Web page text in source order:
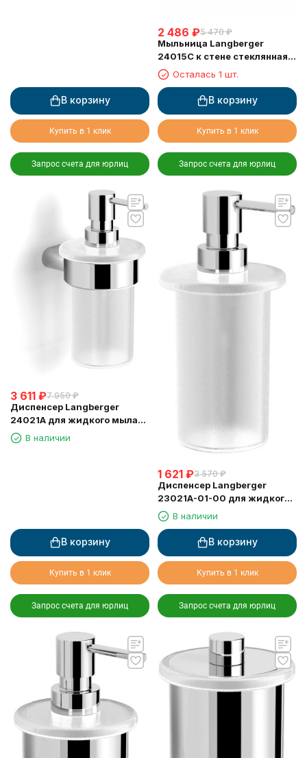
В корзину
Купить в 1 клик
Запрос счета для юрлиц
2 486 ₽5 470 ₽
Мыльница Langberger
24015C к стене стеклянная
круглаяОсталась 1 шт.
В корзину
Купить в 1 клик
Запрос счета для юрлиц
3 611 ₽7 950 ₽
Диспенсер Langberger
24021A для жидкого мыла
стеклянный к стене круглый
В наличии
В корзину
Купить в 1 клик
Запрос счета для юрлиц
1 621 ₽3 570 ₽
Диспенсер Langberger
23021A-01-00 для жидкого
мыла стеклянный круглый
В наличии
В корзину
Купить в 1 клик
Запрос счета для юрлиц